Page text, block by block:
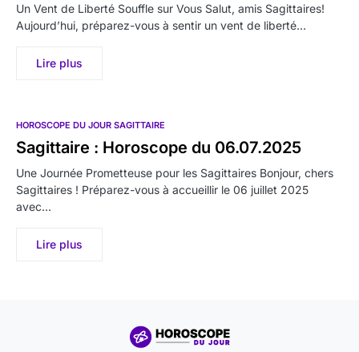
Un Vent de Liberté Souffle sur Vous Salut, amis Sagittaires!
Aujourd’hui, préparez-vous à sentir un vent de liberté…
Lire plus
HOROSCOPE DU JOUR SAGITTAIRE
Sagittaire : Horoscope du 06.07.2025
Une Journée Prometteuse pour les Sagittaires Bonjour, chers
Sagittaires ! Préparez-vous à accueillir le 06 juillet 2025
avec…
Lire plus